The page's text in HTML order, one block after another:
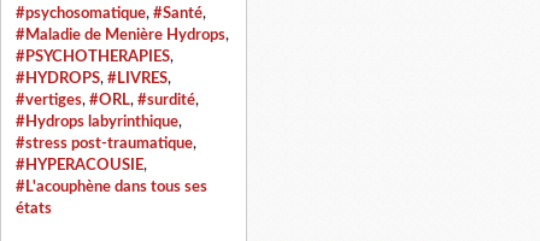
#psychosomatique, #Santé,
#Maladie de Menière Hydrops,
#PSYCHOTHERAPIES,
#HYDROPS, #LIVRES,
#vertiges, #ORL, #surdité,
#Hydrops labyrinthique,
#stress post-traumatique,
#HYPERACOUSIE,
#L'acouphène dans tous ses
états